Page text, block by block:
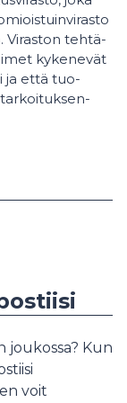
Vi­ras­ton teh­tä­
ky­ke­ne­vät
ja että tuo­
tar­koi­tuk­sen­
joukossa? Kun
voit